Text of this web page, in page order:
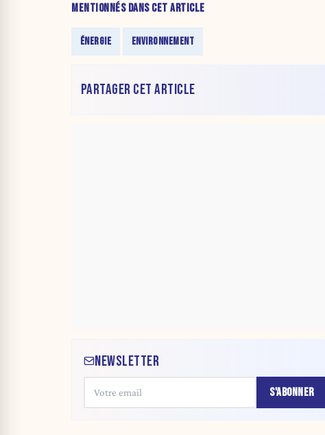
MENTIONNÉS DANS CET ARTICLE
ÉNERGIE ENVIRONNEMENT
PARTAGER CET ARTICLE
NEWSLETTER
S'ABONNER